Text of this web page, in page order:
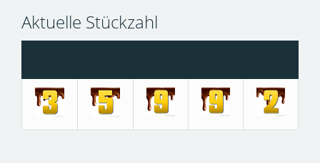
Aktuelle Stückzahl